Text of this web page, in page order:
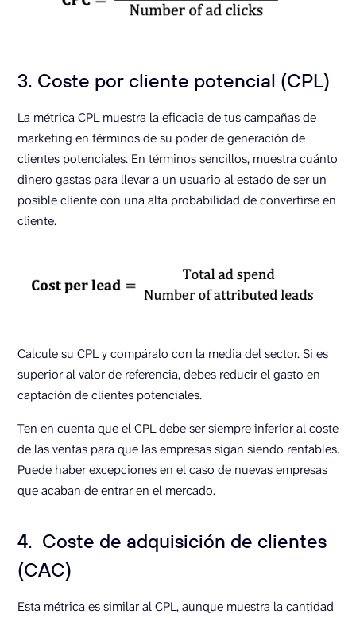
3. Coste por cliente potencial (CPL)
La métrica CPL muestra la eficacia de tus campañas de
marketing en términos de su poder de generación de
clientes potenciales. En términos sencillos, muestra cuánto
dinero gastas para llevar a un usuario al estado de ser un
posible cliente con una alta probabilidad de convertirse en
cliente.
Calcule su CPL y compáralo con la media del sector. Si es
superior al valor de referencia, debes reducir el gasto en
captación de clientes potenciales.
Ten en cuenta que el CPL debe ser siempre inferior al coste
de las ventas para que las empresas sigan siendo rentables.
Puede haber excepciones en el caso de nuevas empresas
que acaban de entrar en el mercado.
4. Coste de adquisición de clientes
(CAC)
Esta métrica es similar al CPL, aunque muestra la cantidad